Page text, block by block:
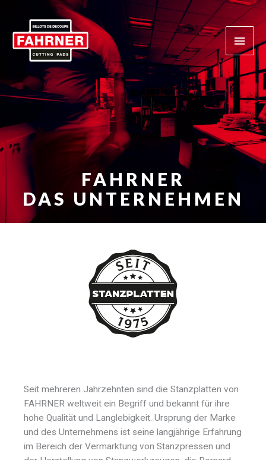
springen
FAHRNER
DAS UNTERNEHMEN
Seit mehreren Jahrzehnten sind die Stanzplatten von
FAHRNER weltweit ein Begriff und bekannt für ihre
hohe Qualität und Langlebigkeit. Ursprung der Marke
und des Unternehmens ist seine langjährige Erfahrung
im Bereich der Vermarktung von Stanzpressen und